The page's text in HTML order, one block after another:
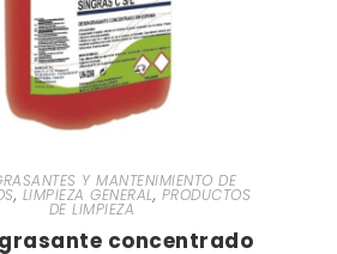
Y MANTENIMIENTO DE
, LIMPIEZA GENERAL, PRODUCTOS
DE LIMPIEZA
concentrado